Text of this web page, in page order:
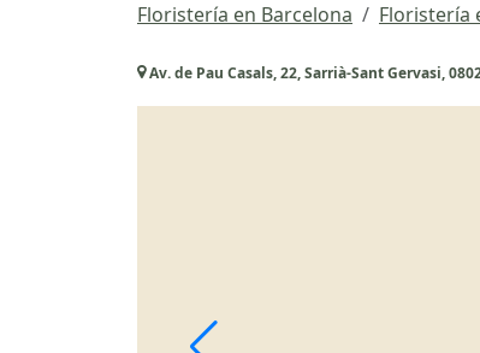
Floristería en Barcelona Floristería
Av. de Pau Casals, 22, Sarrià-Sant Gervasi,